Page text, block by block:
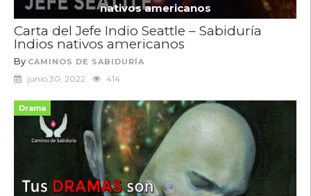
nativos americanos
Carta del Jefe Indio Seattle – Sabiduría
Indios nativos americanos
By CAMINOS DE SABIDURÍA
junio 30, 2022 414
Drama